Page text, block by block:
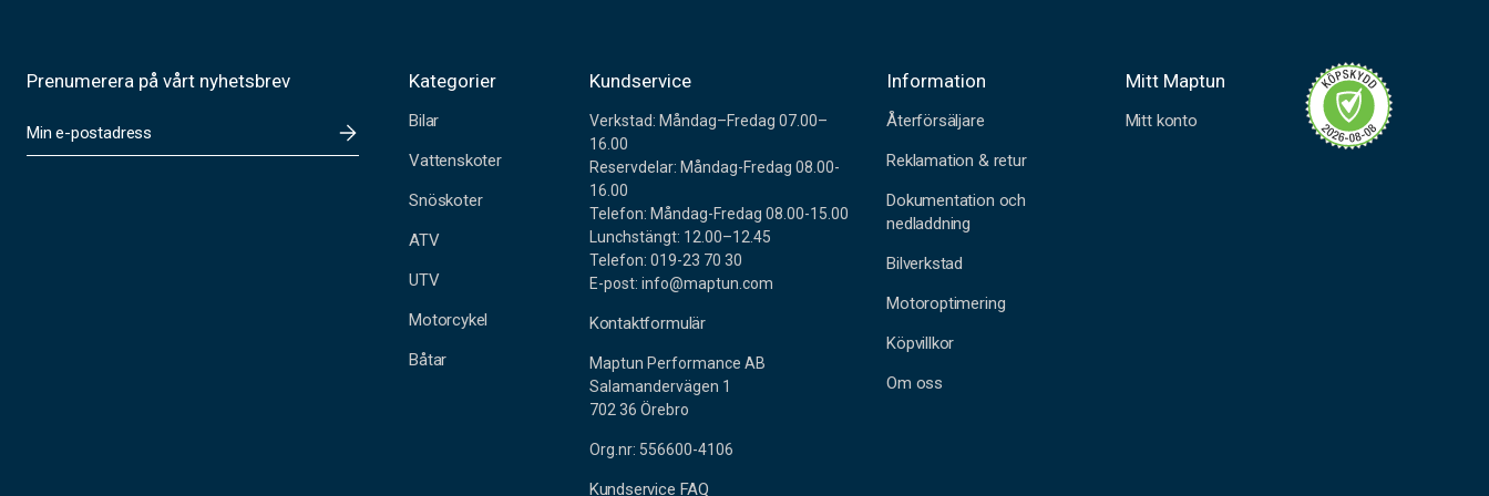
Prenumerera på vårt nyhetsbrev
-
Kategorier
Bilar
Vattenskoter
Snöskoter
ATV
UTV
Motorcykel
Båtar
Kundservice
Verkstad: Måndag–Fredag 07.00–
16.00
Reservdelar: Måndag-Fredag 08.00-
16.00
Telefon: Måndag-Fredag 08.00-15.00
Lunchstängt: 12.00–12.45
Telefon: 019-23 70 30
E-post: info@maptun.com
Kontaktformulär
Maptun Performance AB
Salamandervägen 1
702 36 Örebro
Org.nr: 556600-4106
Kundservice FAQ
Information
Återförsäljare
Reklamation & retur
Dokumentation och
nedladdning
Bilverkstad
Motoroptimering
Köpvillkor
Om oss
Mitt Maptun
Mitt konto